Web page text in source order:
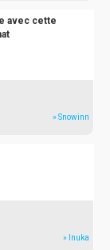
avec cette
» Snowinn
» Inuka